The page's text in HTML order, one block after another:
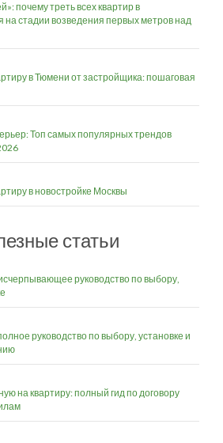
почему треть всех квартир в
на стадии возведения первых метров над
в Тюмени от застройщика: пошаговая
Топ самых популярных трендов
в новостройке Москвы
статьи
руководство по выбору,
руководство по выбору, установке и
на квартиру: полный гид по договору